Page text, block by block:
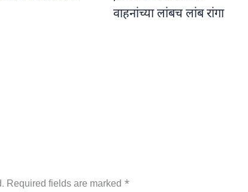
वाहनांच्या लांबच लांब रांगा
Required fields are marked *